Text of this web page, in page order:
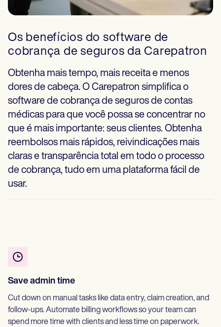
Os benefícios do software de
cobrança de seguros da Carepatron
Obtenha mais tempo, mais receita e menos
dores de cabeça. O Carepatron simplifica o
software de cobrança de seguros de contas
médicas para que você possa se concentrar no
que é mais importante: seus clientes. Obtenha
reembolsos mais rápidos, reivindicações mais
claras e transparência total em todo o processo
de cobrança, tudo em uma plataforma fácil de
usar.
Save admin time
Cut down on manual tasks like data entry, claim creation, and
follow-ups. Automate billing workflows so your team can
spend more time with clients and less time on paperwork.